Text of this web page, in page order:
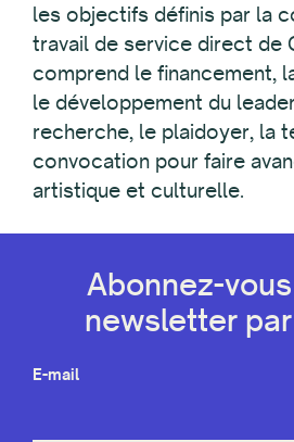
les objectifs définis par la
travail de service direct de
comprend le financement,
le développement du
recherche, le plaidoyer, la
convocation pour faire
artistique et culturelle.
Abonnez-
newsletter
E-mail